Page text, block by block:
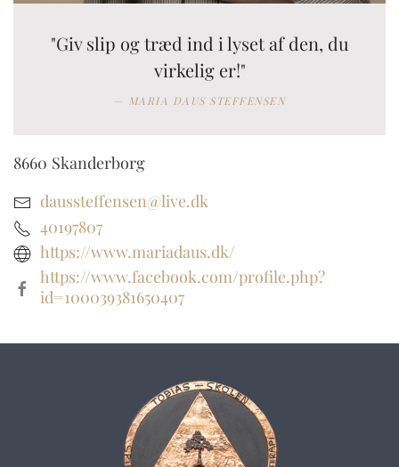
"Giv slip og træd ind i lyset af den, du
virkelig er!"
MARIA DAUS STEFFENSEN
8660 Skanderborg
daussteffensen@live.dk
40197807
https://www.mariadaus.dk/
https://www.facebook.com/profile.php?
id=100039381650407